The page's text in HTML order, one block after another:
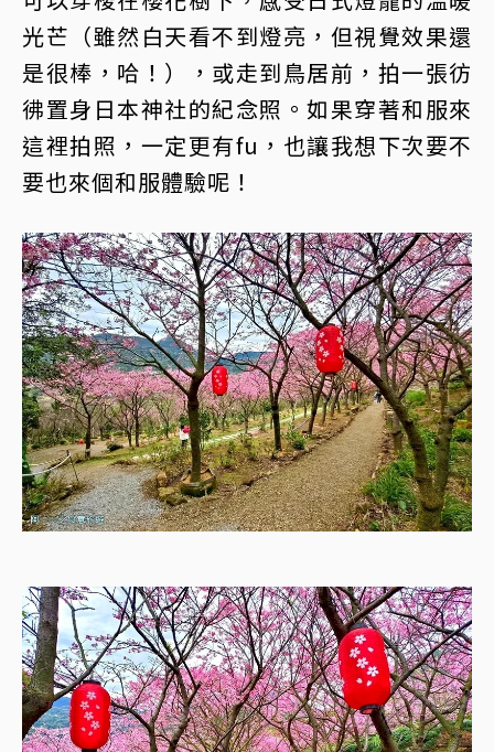
光芒（雖然白天看不到燈亮，但視覺效果還
是很棒，哈！），或走到鳥居前，拍一張彷
彿置身日本神社的紀念照。如果穿著和服來
這裡拍照，一定更有fu，也讓我想下次要不
要也來個和服體驗呢！